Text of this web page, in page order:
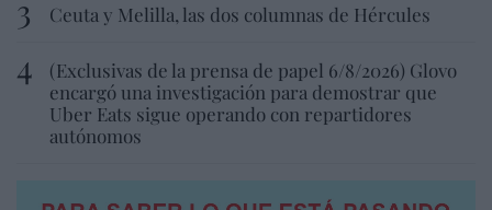
Ceuta y Melilla, las dos columnas de Hércules
(Exclusivas de la prensa de papel 6/8/2026) Glovo
encargó una investigación para demostrar que
Uber Eats sigue operando con repartidores
autónomos